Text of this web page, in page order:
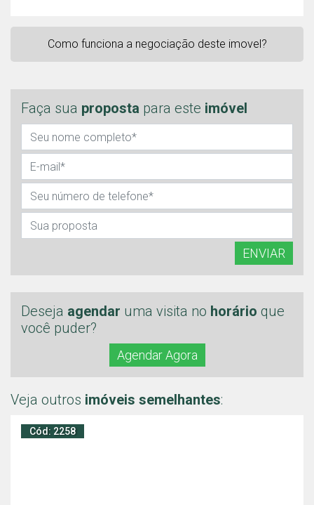
Faça sua proposta para este imóvel
ENVIAR
Deseja agendar uma visita no horário que
você puder?
Agendar Agora
Como funciona a negociação deste imovel?
Veja outros imóveis semelhantes:
Cód: 2258